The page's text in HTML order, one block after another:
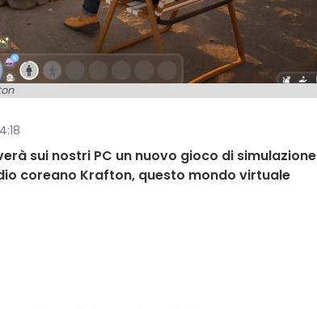
sui nostri PC un nuovo gioco di simulazione
coreano Krafton, questo mondo virtuale